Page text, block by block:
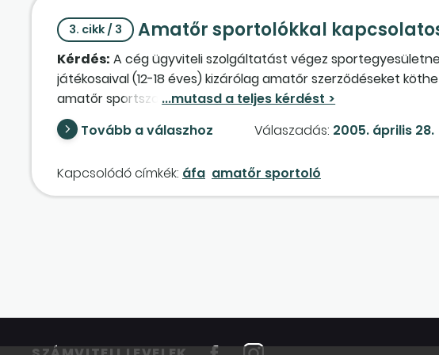
3. cikk / 3 Amatőr sportolókkal
Kérdés: A cég ügyviteli szolgáltatást végez
játékosaival (12-18 éves) kizárólag amatőr szerződéseket
amatőr sportszolgáltatás tárgyi adómentesség alá tartozó
sportolói vannak, az amatőr sportolók edzésével,
visszaigényelheti-e?
Tovább a válaszhoz Válaszadás: 2005. április 28.
Kapcsolódó címkék: áfa amatőr sportoló